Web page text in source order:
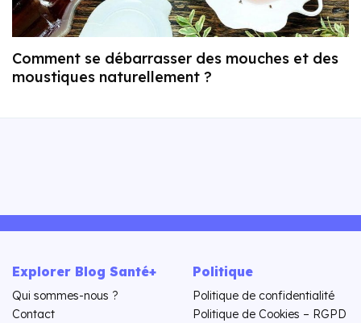
Comment se débarrasser des mouches et des
moustiques naturellement ?
Explorer Blog Santé+
Qui sommes-nous ?
Contact
Politique
Politique de confidentialité
Politique de Cookies – RGPD